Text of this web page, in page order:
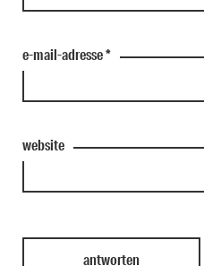
e-mail-adresse*
website